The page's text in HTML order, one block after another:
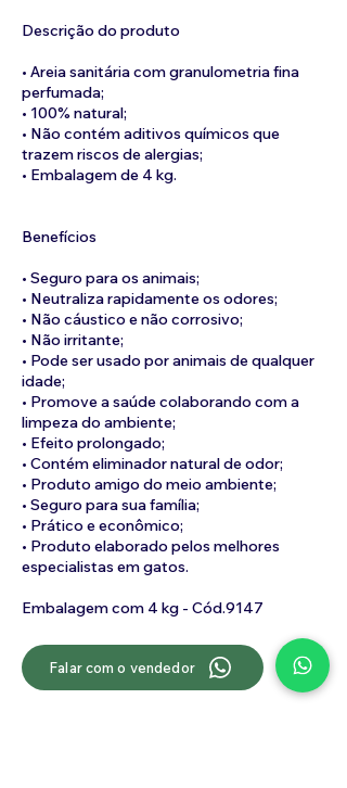
Descrição do produto
• Areia sanitária com granulometria fina
perfumada;
• 100% natural;
• Não contém aditivos químicos que
trazem riscos de alergias;
• Embalagem de 4 kg.
Benefícios
• Seguro para os animais;
• Neutraliza rapidamente os odores;
• Não cáustico e não corrosivo;
• Não irritante;
• Pode ser usado por animais de qualquer
idade;
• Promove a saúde colaborando com a
limpeza do ambiente;
• Efeito prolongado;
• Contém eliminador natural de odor;
• Produto amigo do meio ambiente;
• Seguro para sua família;
• Prático e econômico;
• Produto elaborado pelos melhores
especialistas em gatos.
Embalagem com 4 kg - Cód.9147
Falar com o vendedor